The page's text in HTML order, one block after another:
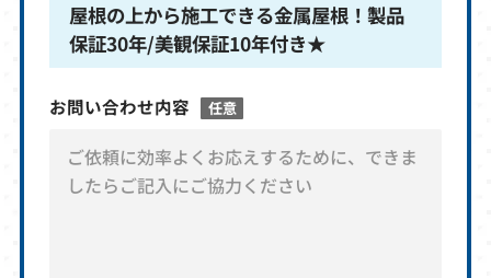
屋根の上から施工できる金属屋根！製品
保証30年/美観保証10年付き★
お問い合わせ内容 任意